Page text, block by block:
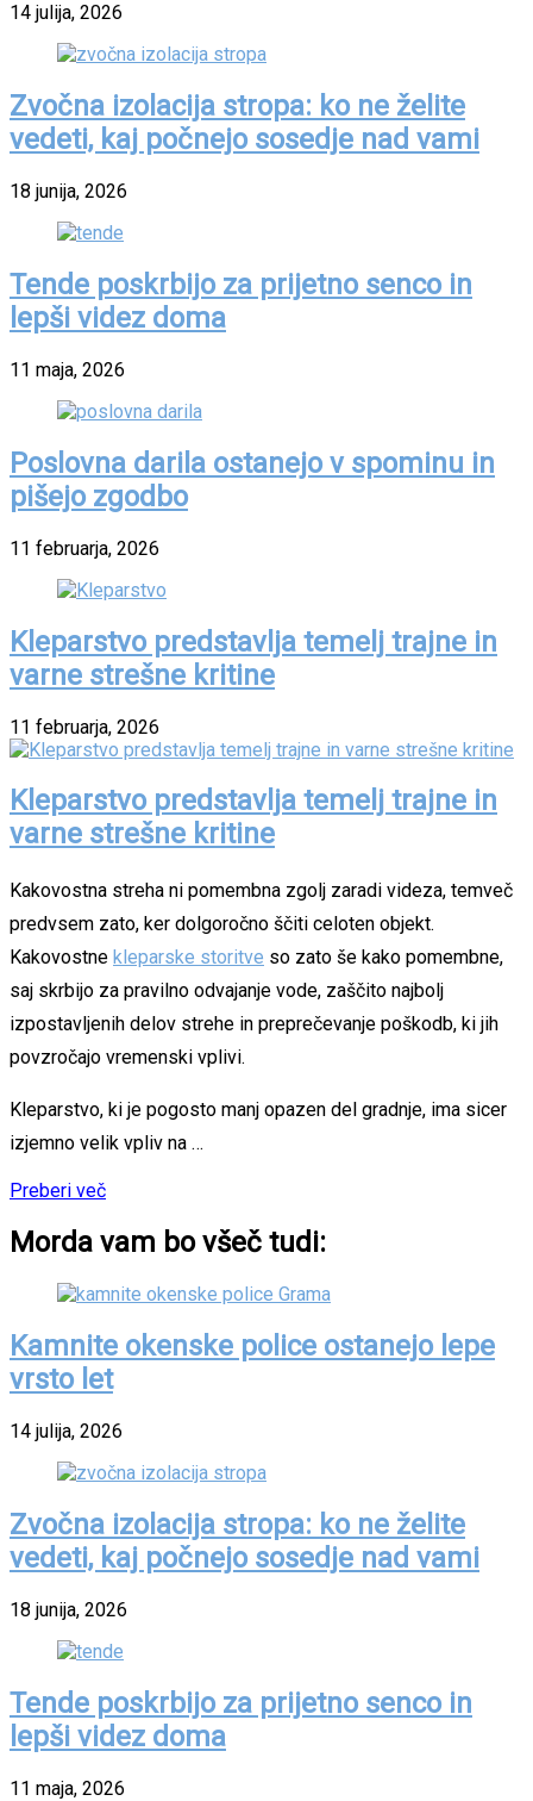
14 julija, 2026
Zvočna izolacija stropa: ko ne želite
vedeti, kaj počnejo sosedje nad vami
18 junija, 2026
Tende poskrbijo za prijetno senco in
lepši videz doma
11 maja, 2026
Poslovna darila ostanejo v spominu in
pišejo zgodbo
11 februarja, 2026
Kleparstvo predstavlja temelj trajne in
varne strešne kritine
11 februarja, 2026
Kleparstvo predstavlja temelj trajne in
varne strešne kritine
Kakovostna streha ni pomembna zgolj zaradi videza, temveč
predvsem zato, ker dolgoročno ščiti celoten objekt.
Kakovostne kleparske storitve so zato še kako pomembne,
saj skrbijo za pravilno odvajanje vode, zaščito najbolj
izpostavljenih delov strehe in preprečevanje poškodb, ki jih
povzročajo vremenski vplivi.
Kleparstvo, ki je pogosto manj opazen del gradnje, ima sicer
izjemno velik vpliv na …
Preberi več
Morda vam bo všeč tudi:
Kamnite okenske police ostanejo lepe
vrsto let
14 julija, 2026
Zvočna izolacija stropa: ko ne želite
vedeti, kaj počnejo sosedje nad vami
18 junija, 2026
Tende poskrbijo za prijetno senco in
lepši videz doma
11 maja, 2026